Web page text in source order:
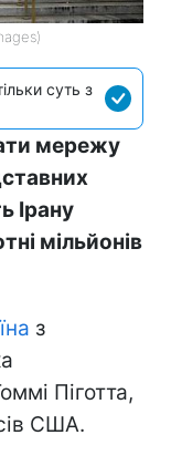
суть з
мережу
Ірану
мільйонів
з
Піготта,
США.